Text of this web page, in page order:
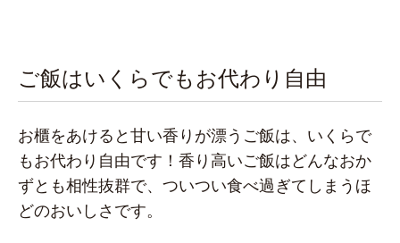
ご飯はいくらでもお代わり自由
お櫃をあけると甘い香りが漂うご飯は、いくらで
もお代わり自由です！香り高いご飯はどんなおか
ずとも相性抜群で、ついつい食べ過ぎてしまうほ
どのおいしさです。